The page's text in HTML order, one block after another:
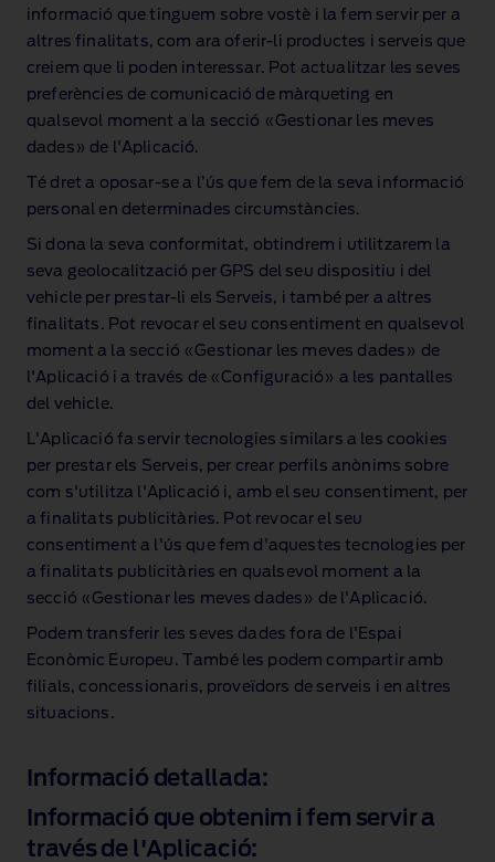
informació que tinguem sobre vostè i la fem servir per a
altres finalitats, com ara oferir‑li productes i serveis que
creiem que li poden interessar. Pot actualitzar les seves
preferències de comunicació de màrqueting en
qualsevol moment a la secció «Gestionar les meves
dades» de l'Aplicació.
Té dret a oposar‑se a l’ús que fem de la seva informació
personal en determinades circumstàncies.
Si dona la seva conformitat, obtindrem i utilitzarem la
seva geolocalització per GPS del seu dispositiu i del
vehicle per prestar‑li els Serveis, i també per a altres
finalitats. Pot revocar el seu consentiment en qualsevol
moment a la secció «Gestionar les meves dades» de
l'Aplicació i a través de «Configuració» a les pantalles
del vehicle.
L'Aplicació fa servir tecnologies similars a les cookies
per prestar els Serveis, per crear perfils anònims sobre
com s'utilitza l'Aplicació i, amb el seu consentiment, per
a finalitats publicitàries. Pot revocar el seu
consentiment a l'ús que fem d'aquestes tecnologies per
a finalitats publicitàries en qualsevol moment a la
secció «Gestionar les meves dades» de l'Aplicació.
Podem transferir les seves dades fora de l'Espai
Econòmic Europeu. També les podem compartir amb
filials, concessionaris, proveïdors de serveis i en altres
situacions.
Informació detallada:
Informació que obtenim i fem servir a
través de l'Aplicació: